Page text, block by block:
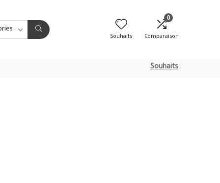
Souhaits
0
Comparaison
Souhaits